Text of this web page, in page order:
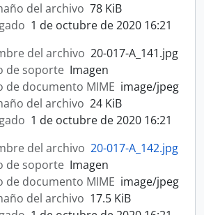
del archivo 78 KiB
1 de octubre de 2020 16:21
del archivo 20-017-A_141.jpg
de soporte Imagen
de documento MIME image/jpeg
del archivo 24 KiB
1 de octubre de 2020 16:21
del archivo 20-017-A_142.jpg
de soporte Imagen
de documento MIME image/jpeg
del archivo 17.5 KiB